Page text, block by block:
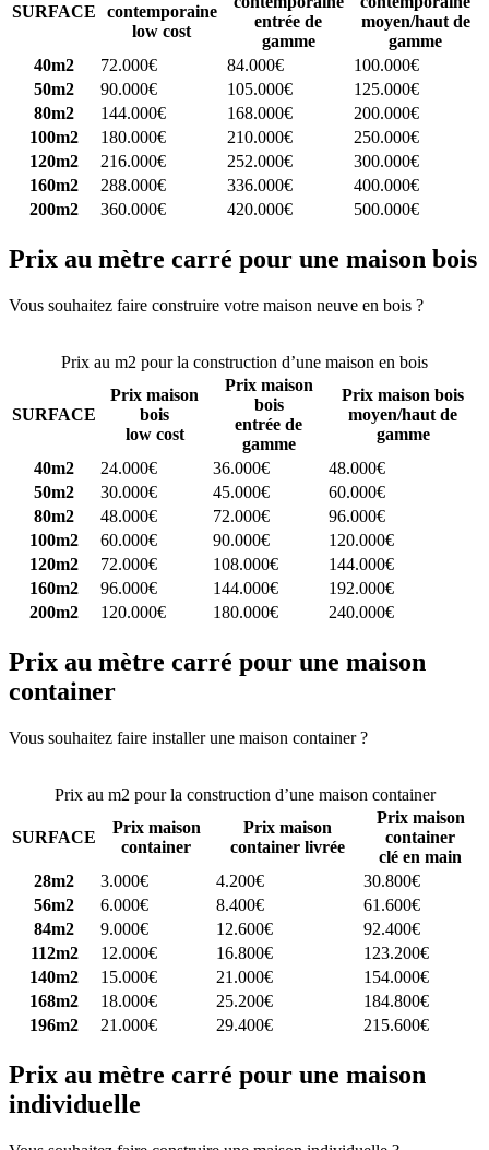
SURFACE
contemporaine
low cost
entrée de
gamme
moyen/haut de
gamme
40m2
72.000€ 84.000€
100.000€
50m2
90.000€ 105.000€
125.000€
80m2
144.000€ 168.000€
200.000€
100m2
180.000€ 210.000€
250.000€
120m2
216.000€ 252.000€
300.000€
160m2
288.000€ 336.000€
400.000€
200m2
360.000€ 420.000€ 500.000€
Prix au mètre carré pour une maison bois
Vous souhaitez faire construire votre maison neuve en bois ?
Prix au m2 pour la construction d’une maison en bois
SURFACE
Prix maison
bois
low cost
Prix maison
bois
entrée de
gamme
Prix maison bois
moyen/haut de
gamme
40m2
24.000€ 36.000€
48.000€
50m2
30.000€ 45.000€
60.000€
80m2
48.000€ 72.000€
96.000€
100m2
60.000€ 90.000€
120.000€
120m2
72.000€ 108.000€
144.000€
160m2
96.000€ 144.000€
192.000€
200m2
120.000€ 180.000€ 240.000€
Prix au mètre carré pour une maison
container
Vous souhaitez faire installer une maison container ?
Prix au m2 pour la construction d’une maison container
SURFACE
Prix maison
container
Prix maison
container livrée
Prix maison
container
clé en main
28m2
3.000€ 4.200€
30.800€
56m2
6.000€ 8.400€
61.600€
84m2
9.000€ 12.600€
92.400€
112m2
12.000€ 16.800€
123.200€
140m2
15.000€ 21.000€
154.000€
168m2
18.000€ 25.200€
184.800€
196m2
21.000€ 29.400€ 215.600€
Prix au mètre carré pour une maison
individuelle